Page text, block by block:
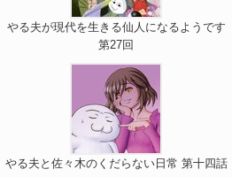
やる夫が現代を生きる仙人になるようです
第27回
やる夫と佐々木のくだらない日常 第十四話